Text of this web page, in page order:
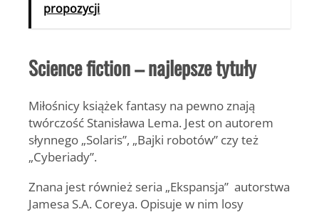
propozycji
Science fiction – najlepsze tytuły
Miłośnicy książek fantasy na pewno znają
twórczość Stanisława Lema. Jest on autorem
słynnego „Solaris”, „Bajki robotów” czy też
„Cyberiady”.
Znana jest również seria „Ekspansja” autorstwa
Jamesa S.A. Coreya. Opisuje w nim losy